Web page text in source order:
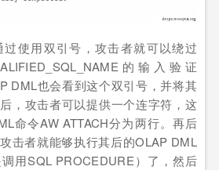
使用双引号，攻击者就可以绕过
的输入验证
DML也会看到这个双引号，并将其
，攻击者可以提供一个连字符，这
命令AW ATTACH分为两行。再后
击者就能够执行其后的OLAP DML
用SQL PROCEDURE）了，然后